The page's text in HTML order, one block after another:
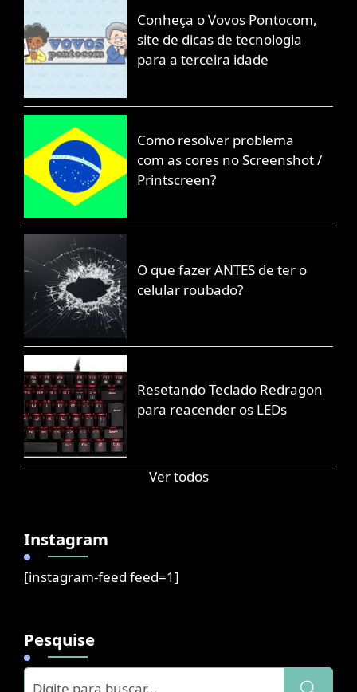
Conheça o Vovos Pontocom,
site de dicas de tecnologia
para a terceira idade
Como resolver problema
com as cores no Screenshot /
Printscreen?
O que fazer ANTES de ter o
celular roubado?
Resetando Teclado Redragon
para reacender os LEDs
Ver todos
Instagram
[instagram-feed feed=1]
Pesquise